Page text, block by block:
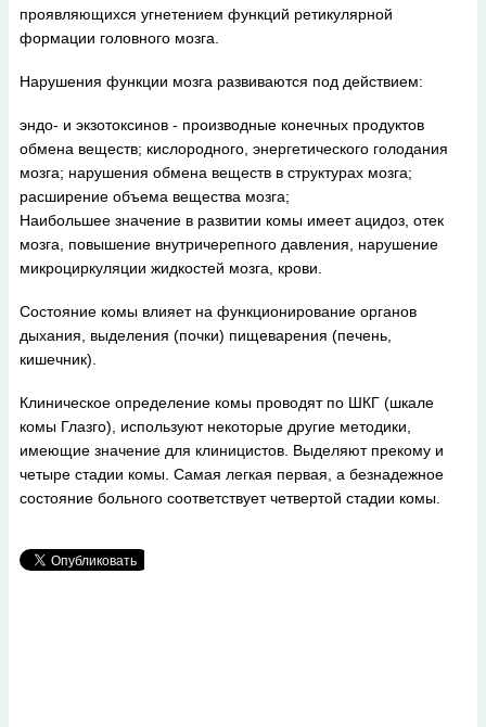
проявляющихся угнетением функций ретикулярной
формации головного мозга.
Нарушения функции мозга развиваются под действием:
эндо- и экзотоксинов - производные конечных продуктов
обмена веществ; кислородного, энергетического голодания
мозга; нарушения обмена веществ в структурах мозга;
расширение объема вещества мозга;
Наибольшее значение в развитии комы имеет ацидоз, отек
мозга, повышение внутричерепного давления, нарушение
микроциркуляции жидкостей мозга, крови.
Состояние комы влияет на функционирование органов
дыхания, выделения (почки) пищеварения (печень,
кишечник).
Клиническое определение комы проводят по ШКГ (шкале
комы Глазго), используют некоторые другие методики,
имеющие значение для клиницистов. Выделяют прекому и
четыре стадии комы. Самая легкая первая, а безнадежное
состояние больного соответствует четвертой стадии комы.